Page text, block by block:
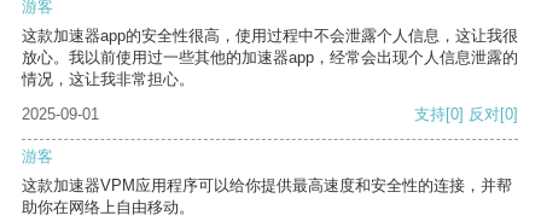
游客
这款加速器app的安全性很高，使用过程中不会泄露个人信息，这让我很
放心。我以前使用过一些其他的加速器app，经常会出现个人信息泄露的
情况，这让我非常担心。
2025-09-01
支持[0] 反对[0]
游客
这款加速器VPM应用程序可以给你提供最高速度和安全性的连接，并帮
助你在网络上自由移动。